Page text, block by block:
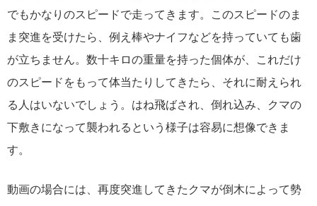
でもかなりのスピードで走ってきます。このスピードのま
ま突進を受けたら、例え棒やナイフなどを持っていても歯
が立ちません。数十キロの重量を持った個体が、これだけ
のスピードをもって体当たりしてきたら、それに耐えられ
る人はいないでしょう。はね飛ばされ、倒れ込み、クマの
下敷きになって襲われるという様子は容易に想像できま
す。
動画の場合には、再度突進してきたクマが倒木によって勢